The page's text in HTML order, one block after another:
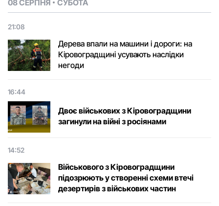
08 СЕРПНЯ СУБОТА
21:08
Дерева впали на машини і дороги: на
Кіровоградщині усувають наслідки
негоди
16:44
Двоє військових з Кіровоградщини
загинули на війні з росіянами
14:52
Військового з Кіровоградщини
підозрюють у створенні схеми втечі
дезертирів з військових частин